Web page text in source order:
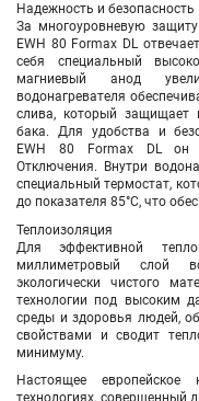
Надежность и безопасность
За многоуровневую
EWH 80 Formax DL
себя специальный
магниевый анод
водонагревателя
слива, который защищает
бака. Для удобства и
EWH 80 Formax DL он
Отключения. Внутри
специальный термостат,
до показателя 85°С, что
Теплоизоляция
Для эффективной
миллиметровый слой
экологически чистого
технологии под высоким
среды и здоровья людей,
свойствами и сводит
минимуму.
Настоящее европейское